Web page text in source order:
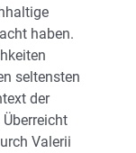
haben.
seltensten
der
Valerii